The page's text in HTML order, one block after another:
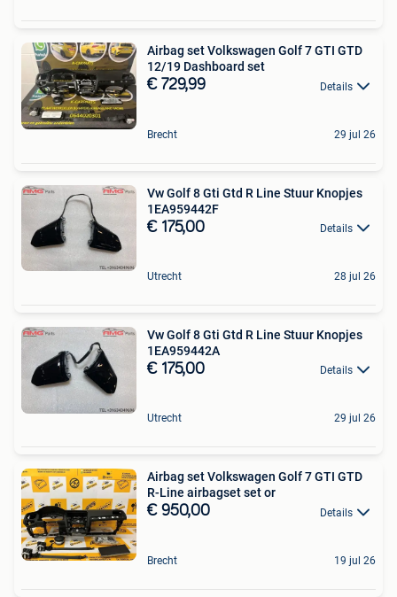
Airbag set Volkswagen Golf 7 GTI GTD
12/19 Dashboard set
€ 729,99 Details
Brecht 29 jul 26
Vw Golf 8 Gti Gtd R Line Stuur Knopjes
1EA959442F
€ 175,00 Details
Utrecht 28 jul 26
Vw Golf 8 Gti Gtd R Line Stuur Knopjes
1EA959442A
€ 175,00 Details
Utrecht 29 jul 26
Airbag set Volkswagen Golf 7 GTI GTD
R-Line airbagset set or
€ 950,00 Details
Brecht 19 jul 26